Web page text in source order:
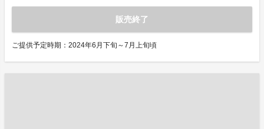
販売終了
ご提供予定時期：2024年6月下旬～7月上旬頃